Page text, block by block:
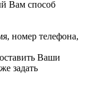
Вам способ
номер телефона,
Ваши
задать